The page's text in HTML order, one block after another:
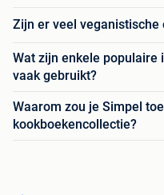
Zijn er veel veganistische
Wat zijn enkele populaire
vaak gebruikt?
Waarom zou je Simpel
kookboekencollectie?